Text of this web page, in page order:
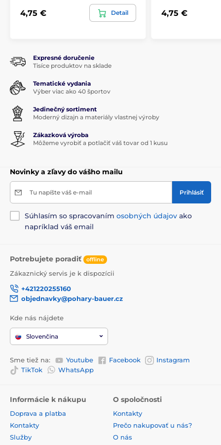
4,75 € Detail 4,75 €
Expresné doručenie
Tisíce produktov na sklade
Tematické vydania
Výber viac ako 40 športov
Jedinečný sortiment
Moderný dizajn a materiály vlastnej výroby
Zákazková výroba
Môžeme vyrobiť a potlačiť váš tovar od 1 kusu
Novinky a zľavy do vášho mailu
Tu napíšte váš e-mail Prihlásiť
Súhlasím so spracovaním osobných údajov ako
napríklad váš email
Potrebujete poradiť offline
Zákaznický servis je k dispozícii
+421220255160
objednavky@pohary-bauer.cz
Kde nás nájdete
Slovenčina
Sme tiež na: Youtube Facebook
Instagram
TikTok
WhatsApp
Informácie k nákupu
Doprava a platba
Kontakty
Služby
O spoločnosti
Kontakty
Prečo nakupovať u nás?
O nás